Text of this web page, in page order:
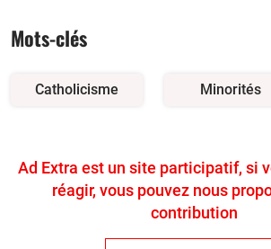
Mots-clés
Catholicisme Minorités
Ad Extra est un site participatif, si
réagir, vous pouvez nous
contribution